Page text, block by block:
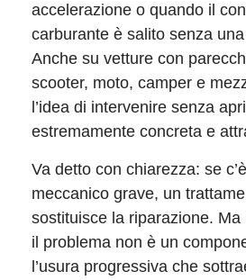
accelerazione o quando il
carburante è salito senza
Anche su vetture con
scooter, moto, camper e
l’idea di intervenire senza
estremamente concreta e
Va detto con chiarezza: se
meccanico grave, un
sostituisce la riparazione. Ma
il problema non è un
l’usura progressiva che